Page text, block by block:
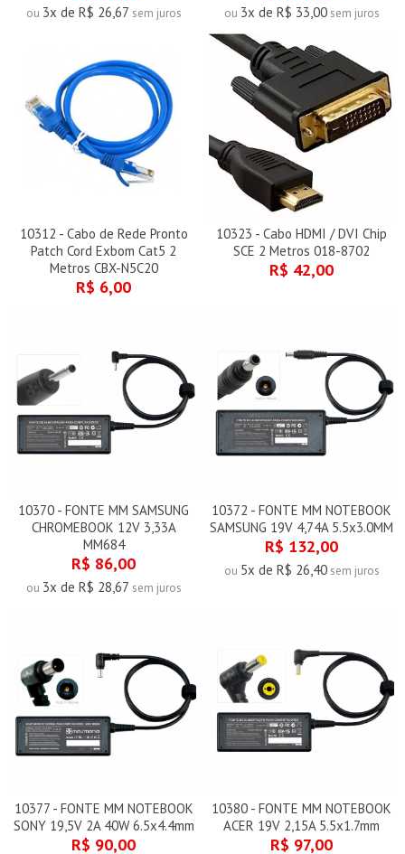
ou 3x de R$ 26,67 sem juros ou 3x de R$ 33,00sem juros
10312 - Cabo de Rede Pronto
Patch Cord Exbom Cat5 2
Metros CBX-N5C20
R$ 6,00
10323 - Cabo HDMI / DVI Chip
SCE 2 Metros 018-8702
R$ 42,00
10370 - FONTE MM SAMSUNG
CHROMEBOOK 12V 3,33A
MM684
R$ 86,00
ou 3x de R$ 28,67 sem juros
10372 - FONTE MM NOTEBOOK
SAMSUNG 19V 4,74A 5.5x3.0MM
R$ 132,00
ou 5x de R$ 26,40sem juros
10377 - FONTE MM NOTEBOOK
SONY 19,5V 2A 40W 6.5x4.4mm
R$ 90,00
10380 - FONTE MM NOTEBOOK
ACER 19V 2,15A 5.5x1.7mm
R$ 97,00